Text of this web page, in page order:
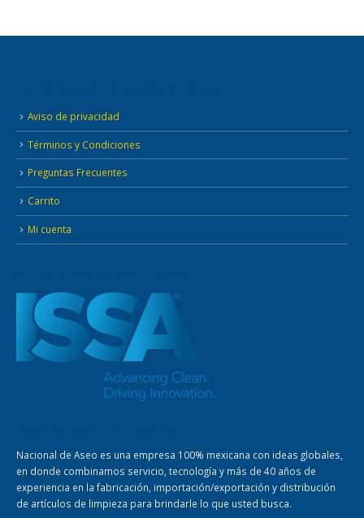
Aviso de privacidad
Términos y Condiciones
Preguntas Frecuentes
Carrito
Mi cuenta
Nacional de Aseo es una empresa 100% mexicana con ideas globales,
en donde combinamos servicio, tecnología y más de 40 años de
experiencia en la fabricación, importación/exportación y distribución
de artículos de limpieza para brindarle lo que usted busca.